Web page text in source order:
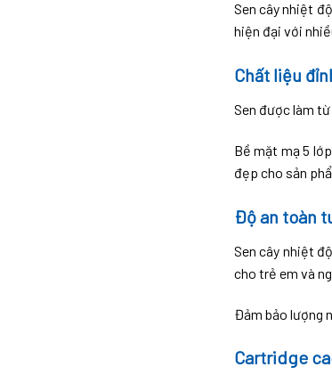
Sen cây nhiệt
hiện đại với
Chất liệu
Sen được làm
Bề mặt mạ 5
đẹp cho sản
Độ an toàn
Sen cây nhiệt
cho trẻ em và
Đảm bảo lượng
Cartridge